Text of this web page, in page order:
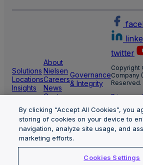
Solutions
Locations
Insights
About
Nielsen
Careers
News
Center
Governance
& Integrity
twitter
Copyright
Company
Reserved.
Privacy
Limit the
personal
Nielsen
Statement
By clicking “Accept All Cookies”, you
storing of cookies on your device to
navigation, analyze site usage, and
marketing efforts.
Cookies Settings